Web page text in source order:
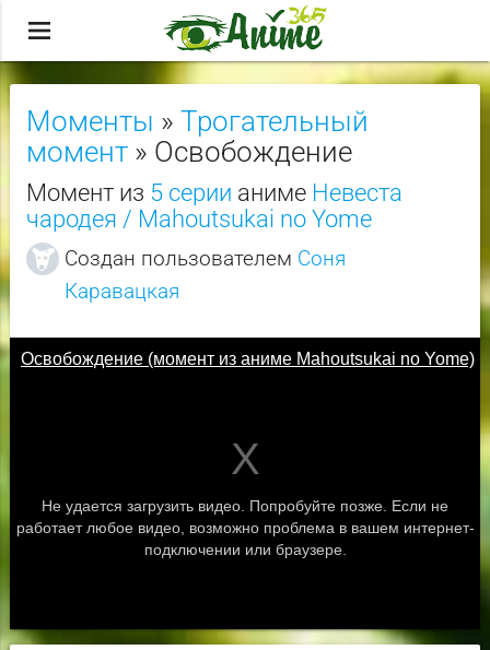
menu
Моменты » Трогательный
момент» Освобождение
Момент из 5 серии аниме Невеста
чародея / Mahoutsukai no Yome
Создан пользователем Соня
Каравацкая